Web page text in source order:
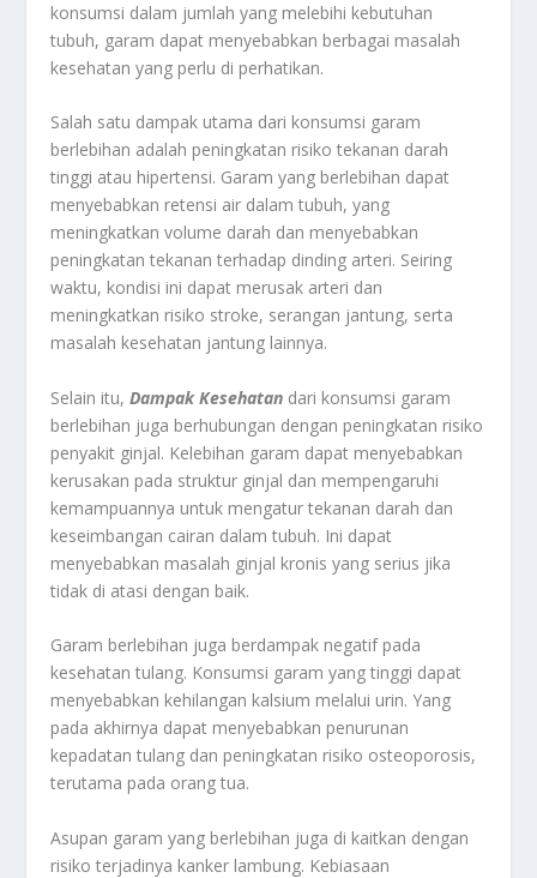
konsumsi dalam jumlah yang melebihi kebutuhan
tubuh, garam dapat menyebabkan berbagai masalah
kesehatan yang perlu di perhatikan.
Salah satu dampak utama dari konsumsi garam
berlebihan adalah peningkatan risiko tekanan darah
tinggi atau hipertensi. Garam yang berlebihan dapat
menyebabkan retensi air dalam tubuh, yang
meningkatkan volume darah dan menyebabkan
peningkatan tekanan terhadap dinding arteri. Seiring
waktu, kondisi ini dapat merusak arteri dan
meningkatkan risiko stroke, serangan jantung, serta
masalah kesehatan jantung lainnya.
Selain itu,Dampak Kesehatan dari konsumsi garam
berlebihan juga berhubungan dengan peningkatan risiko
penyakit ginjal. Kelebihan garam dapat menyebabkan
kerusakan pada struktur ginjal dan mempengaruhi
kemampuannya untuk mengatur tekanan darah dan
keseimbangan cairan dalam tubuh. Ini dapat
menyebabkan masalah ginjal kronis yang serius jika
tidak di atasi dengan baik.
Garam berlebihan juga berdampak negatif pada
kesehatan tulang. Konsumsi garam yang tinggi dapat
menyebabkan kehilangan kalsium melalui urin. Yang
pada akhirnya dapat menyebabkan penurunan
kepadatan tulang dan peningkatan risiko osteoporosis,
terutama pada orang tua.
Asupan garam yang berlebihan juga di kaitkan dengan
risiko terjadinya kanker lambung. Kebiasaan